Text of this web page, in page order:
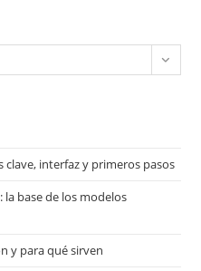
clave, interfaz y primeros pasos
base de los modelos
y para qué sirven